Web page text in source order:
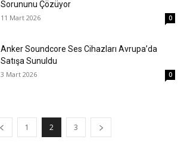
Sorununu Çözüyor
11 Mart 2026 0
Anker Soundcore Ses Cihazları Avrupa’da
Satışa Sunuldu
3 Mart 2026 0
1 2 3